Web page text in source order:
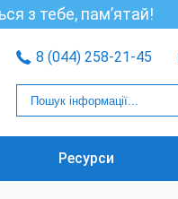
з тебе, пам’ятай!
8 (044) 258-21-45
Ресурси